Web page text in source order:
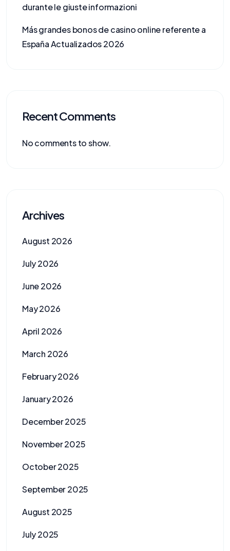
durante le giuste informazioni
Más grandes bonos de casino online referente a
España Actualizados 2026
Recent Comments
No comments to show.
Archives
August 2026
July 2026
June 2026
May 2026
April 2026
March 2026
February 2026
January 2026
December 2025
November 2025
October 2025
September 2025
August 2025
July 2025